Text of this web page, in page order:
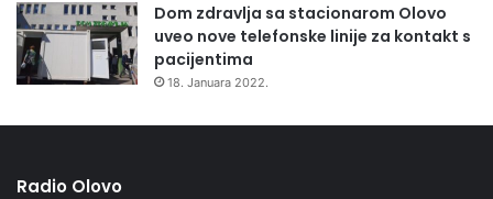
Dom zdravlja sa stacionarom Olovo
uveo nove telefonske linije za kontakt s
pacijentima
18. Januara 2022.
Radio Olovo